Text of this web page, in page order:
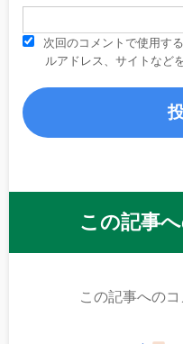
次回のコメントで使用す
ルアドレス、サイトなど
この記事
この記事へのコ